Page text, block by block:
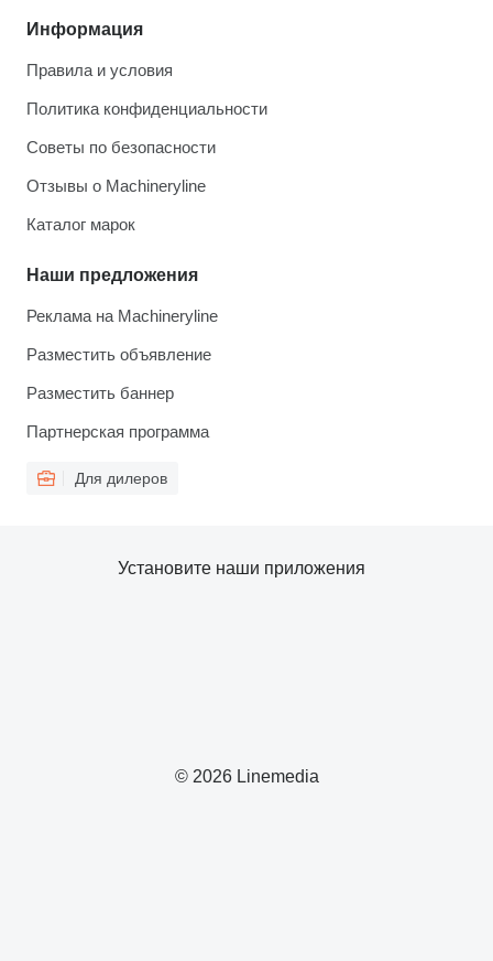
Информация
Правила и условия
Политика конфиденциальности
Советы по безопасности
Отзывы о Machineryline
Каталог марок
Наши предложения
Реклама на Machineryline
Разместить объявление
Разместить баннер
Партнерская программа
Для дилеров
© 2026 Linemedia
Установите наши приложения